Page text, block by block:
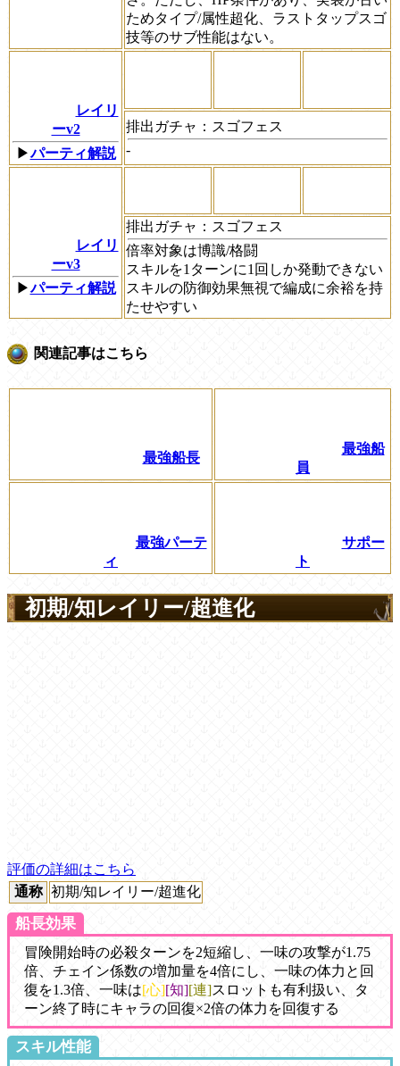
ためタイプ/属性超化、ラストタップスゴ
技等のサブ性能はない。
レイリ
ーv2
▶パーティ解説
排出ガチャ： スゴフェス
-
レイリ
ーv3
▶パーティ解説
排出ガチャ： スゴフェス
倍率対象は博識/格闘
スキルを1ターンに1回しか発動できない
スキルの防御効果無視で編成に余裕を持
たせやすい
関連記事はこちら
最強船長
最強船
員
最強パーテ
ィ
サポー
ト
初期/知レイリー/超進化
評価の詳細はこちら
通称 初期/知レイリー/超進化
船長効果
冒険開始時の必殺ターンを2短縮し、一味の攻撃が1.75
倍、チェイン係数の増加量を4倍にし、一味の体力と回
復を1.3倍、一味は[心][知][連]スロットも有利扱い、タ
ーン終了時にキャラの回復×2倍の体力を回復する
スキル性能